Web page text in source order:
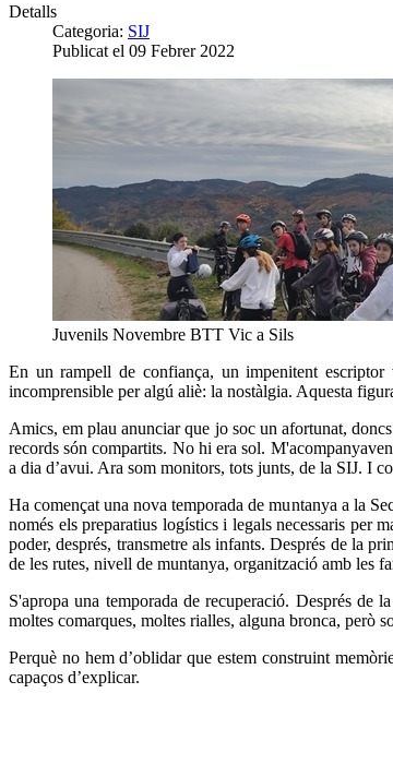
Detalls
Categoria: SIJ
Publicat el 09 Febrer 2022
Juvenils Novembre BTT Vic a Sils
En un rampell de confiança, un impenitent
incomprensible per algú aliè: la nostàlgia. Aquesta
Amics, em plau anunciar que jo soc un afortunat,
records són compartits. No hi era sol.
a dia d’avui. Ara som monitors, tots junts, de la SIJ. I
Ha començat una nova temporada de muntanya a la
només els preparatius logístics i legals necessaris per
poder, després, transmetre als infants. Després de la
de les rutes, nivell de muntanya, organització amb les
S'apropa una temporada de recuperació. Després de
moltes comarques, moltes rialles, alguna bronca, però
Perquè no hem d’oblidar que estem construint
capaços d’explicar.